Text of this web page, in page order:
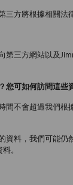
三方將根據相關法
第三方網站以及
您可如何訪問這些
間不會超過我們
資料，我們可能
。